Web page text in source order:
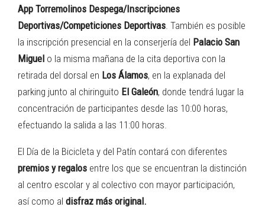
App Torremolinos Despega/Inscripciones
Deportivas/Competiciones Deportivas. También es posible
la inscripción presencial en la conserjería del Palacio San
Miguel o la misma mañana de la cita deportiva con la
retirada del dorsal en Los Álamos, en la explanada del
parking junto al chiringuito El Galeón, donde tendrá lugar la
concentración de participantes desde las 10:00 horas,
efectuando la salida a las 11:00 horas.
El Día de la Bicicleta y del Patín contará con diferentes
premios y regalos entre los que se encuentran la distinción
al centro escolar y al colectivo con mayor participación,
así como al disfraz más original.